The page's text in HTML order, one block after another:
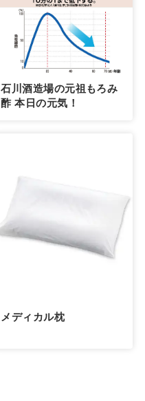
石川酒造場の元祖もろみ
酢 本日の元気！
メディカル枕